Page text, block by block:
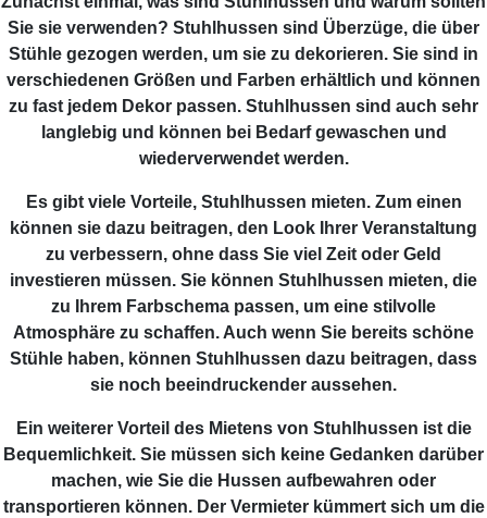
Sie sie verwenden? Stuhlhussen sind Überzüge, die über
Stühle gezogen werden, um sie zu dekorieren. Sie sind in
verschiedenen Größen und Farben erhältlich und können
zu fast jedem Dekor passen. Stuhlhussen sind auch sehr
langlebig und können bei Bedarf gewaschen und
wiederverwendet werden.
Es gibt viele Vorteile, Stuhlhussen mieten. Zum einen
können sie dazu beitragen, den Look Ihrer Veranstaltung
zu verbessern, ohne dass Sie viel Zeit oder Geld
investieren müssen. Sie können Stuhlhussen mieten, die
zu Ihrem Farbschema passen, um eine stilvolle
Atmosphäre zu schaffen. Auch wenn Sie bereits schöne
Stühle haben, können Stuhlhussen dazu beitragen, dass
sie noch beeindruckender aussehen.
Ein weiterer Vorteil des Mietens von Stuhlhussen ist die
Bequemlichkeit. Sie müssen sich keine Gedanken darüber
machen, wie Sie die Hussen aufbewahren oder
transportieren können. Der Vermieter kümmert sich um die